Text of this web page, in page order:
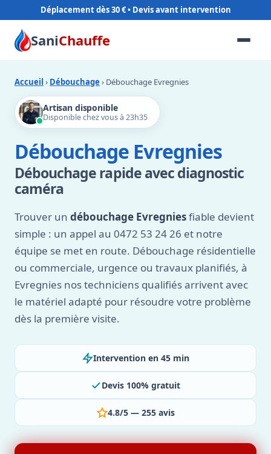
Déplacement dès 30 €
SaniChauffe
Accueil › Débouchage › Débouchage Evregnies
Artisan disponible
Disponible chez vous à 23h35
Débouchage Evregnies
Débouchage rapide avec diagnostic
caméra
Trouver un débouchage Evregniesfiable devient
simple : un appel au 0472 53 24 26 et notre
équipe se met en route. Débouchage résidentielle
ou commerciale, urgence ou travaux planifiés, à
Evregnies nos techniciens qualifiés arrivent avec
le matériel adapté pour résoudre votre problème
dès la première visite.
Intervention en 45 min
Devis 100% gratuit
4.8/5 — 255 avis